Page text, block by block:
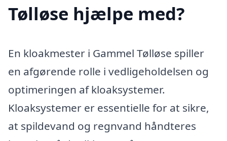
Tølløse hjælpe med?
En kloakmester i Gammel Tølløse spiller
en afgørende rolle i vedligeholdelsen og
optimeringen af kloaksystemer.
Kloaksystemer er essentielle for at sikre,
at spildevand og regnvand håndteres